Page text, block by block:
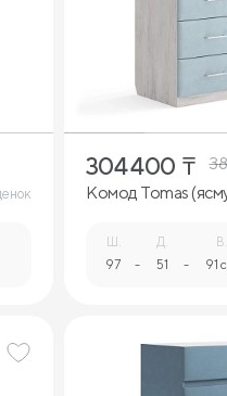
304 400 ₸
Комод Tomas
Ш.
97 -
Д.
51 -
В.
91